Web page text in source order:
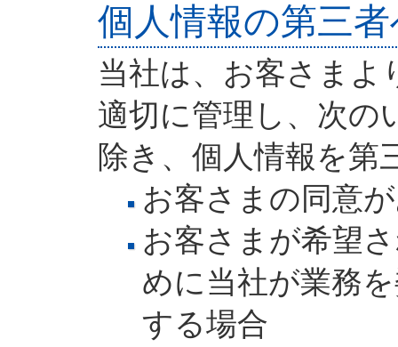
個人情報の第三
当社は、お客さまよ
適切に管理し、次の
除き、個人情報を第
お客さまの同意
お客さまが希望
めに当社が業務
する場合